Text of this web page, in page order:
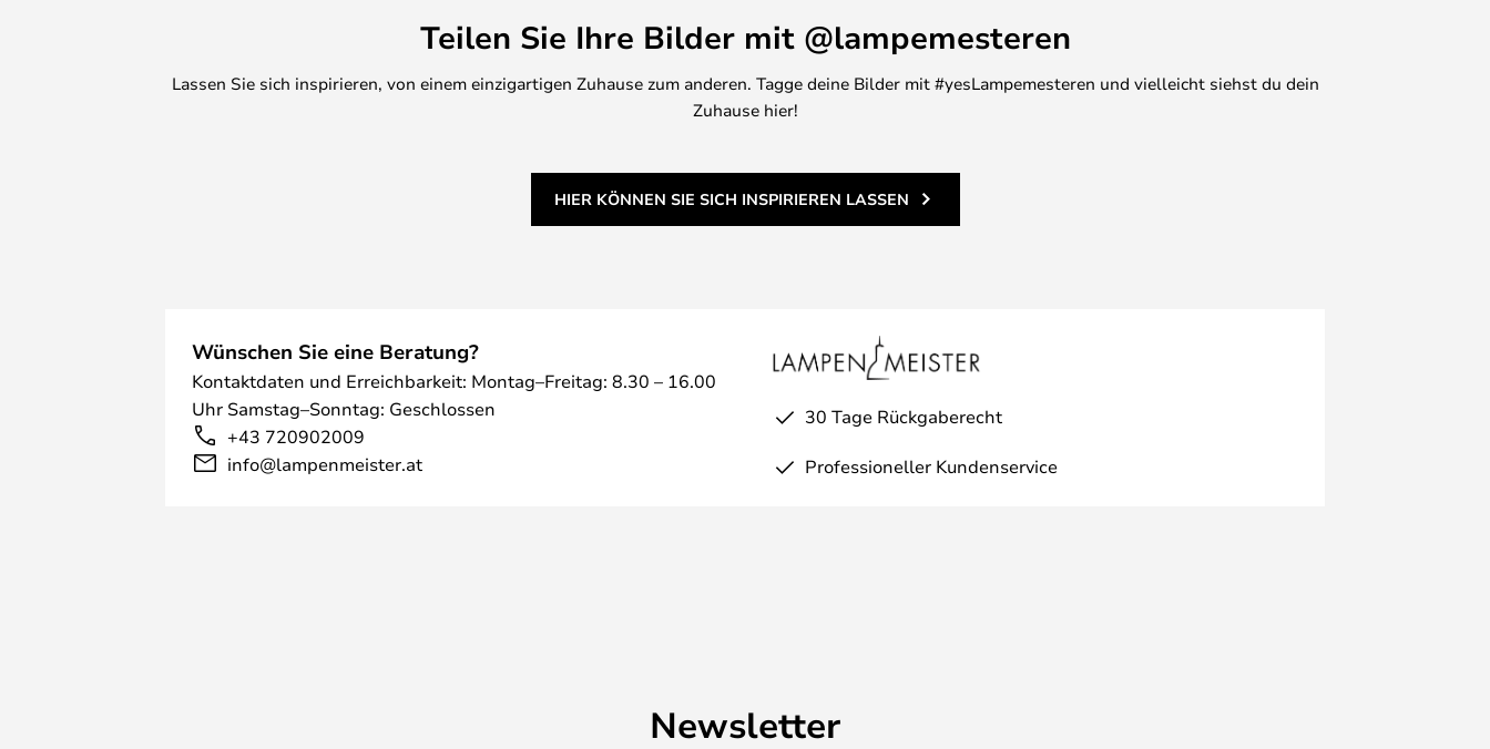
Teilen Sie Ihre Bilder mit @lampemesteren
Lassen Sie sich inspirieren, von einem einzigartigen Zuhause zum anderen. Tagge deine Bilder mit #yesLampemesteren und vielleicht siehst du dein
Zuhause hier!
HIER KÖNNEN SIE SICH INSPIRIEREN LASSEN
Wünschen Sie eine Beratung?
Kontaktdaten und Erreichbarkeit: Montag–Freitag: 8.30 – 16.00
Uhr Samstag–Sonntag: Geschlossen
+43 720902009
info@lampenmeister.at
30 Tage Rückgaberecht
Professioneller Kundenservice
Newsletter